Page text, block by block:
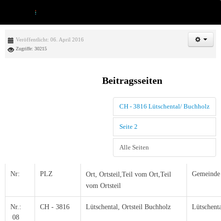
Veröffentlicht: 06. April 2016
Zugriffe: 30215
Beitragsseiten
CH - 3816 Lütschental/ Buchholz
Seite 2
Alle Seiten
Nr: PLZ Ort, Ortsteil, Teil vom Ort,Teil
vom Ortsteil
Gemeinde
Nr.:
08
CH - 3816 Lütschental, Ortsteil Buchholz